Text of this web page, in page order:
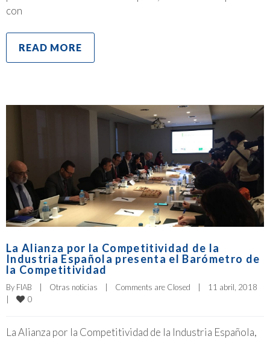
con
READ MORE
La Alianza por la Competitividad de la
Industria Española presenta el Barómetro de
la Competitividad
By FIAB | Otras noticias | Comments are Closed |
|
0
La Alianza por la Competitividad de la Industria Española,